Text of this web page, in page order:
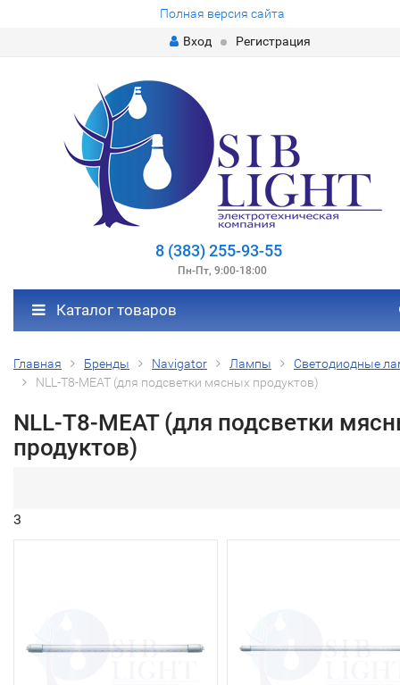
Полная версия сайта
Вход
Регистрация
8 (383) 255-93-55
Пн-Пт, 9:00-18:00
Каталог товаров
Главная Бренды Navigator Лампы
Светодиодные
NLL-T8-MEAT (для подсветки мясных продуктов)
NLL-T8-MEAT (для подсветки
продуктов)
3